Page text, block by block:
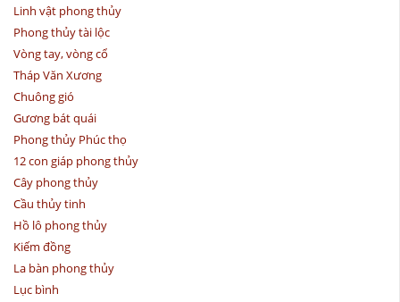
Linh vật phong thủy
Phong thủy tài lộc
Vòng tay, vòng cổ
Tháp Văn Xương
Chuông gió
Gương bát quái
Phong thủy Phúc thọ
12 con giáp phong thủy
Cây phong thủy
Cầu thủy tinh
Hồ lô phong thủy
Kiếm đồng
La bàn phong thủy
Lục bình